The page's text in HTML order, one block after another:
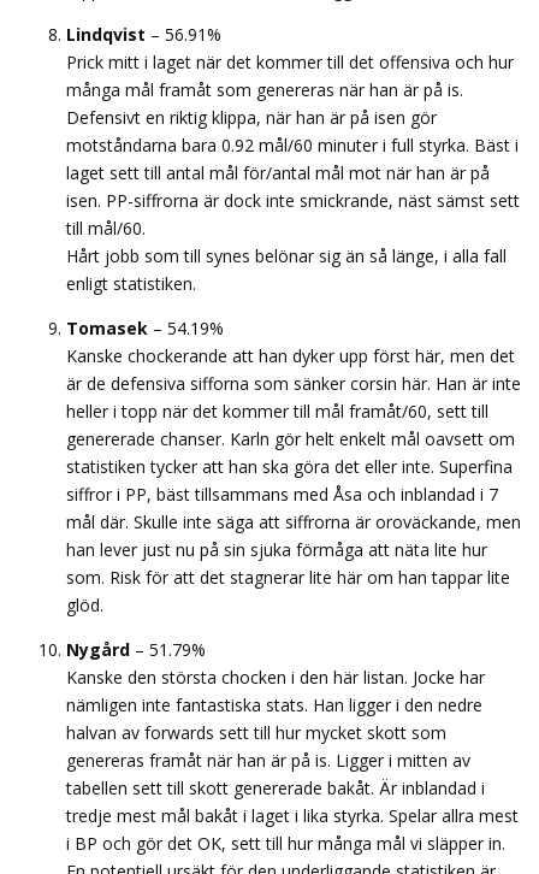
Lindqvist – 56.91%
Prick mitt i laget när det kommer till det offensiva och hur
många mål framåt som genereras när han är på is.
Defensivt en riktig klippa, när han är på isen gör
motståndarna bara 0.92 mål/60 minuter i full styrka. Bäst i
laget sett till antal mål för/antal mål mot när han är på
isen. PP-siffrorna är dock inte smickrande, näst sämst sett
till mål/60.
Hårt jobb som till synes belönar sig än så länge, i alla fall
enligt statistiken.
Tomasek – 54.19%
Kanske chockerande att han dyker upp först här, men det
är de defensiva sifforna som sänker corsin här. Han är inte
heller i topp när det kommer till mål framåt/60, sett till
genererade chanser. Karln gör helt enkelt mål oavsett om
statistiken tycker att han ska göra det eller inte. Superfina
siffror i PP, bäst tillsammans med Åsa och inblandad i 7
mål där. Skulle inte säga att siffrorna är oroväckande, men
han lever just nu på sin sjuka förmåga att näta lite hur
som. Risk för att det stagnerar lite här om han tappar lite
glöd.
Nygård – 51.79%
Kanske den största chocken i den här listan. Jocke har
nämligen inte fantastiska stats. Han ligger i den nedre
halvan av forwards sett till hur mycket skott som
genereras framåt när han är på is. Ligger i mitten av
tabellen sett till skott genererade bakåt. Är inblandad i
tredje mest mål bakåt i laget i lika styrka. Spelar allra mest
i BP och gör det OK, sett till hur många mål vi släpper in.